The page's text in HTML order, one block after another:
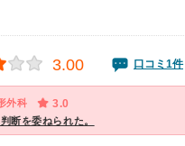
3.00 口コミ1件
外科 3.0
断を委ねられた。